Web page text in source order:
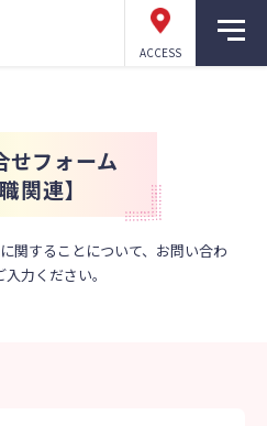
ACCESS
せフォーム
関連】
関することについて、お問い合わ
力ください。